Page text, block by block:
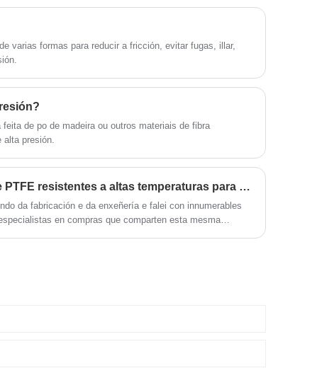
varias formas para reducir a fricción, evitar fugas, illar,
de po de madeira ou outros materiais de fibra
presión.
Onde podo atopar follas de PTFE resistentes a altas temperaturas para a miña industria
da fabricación e da enxeñería e falei con innumerables
en compras que comparten esta mesma